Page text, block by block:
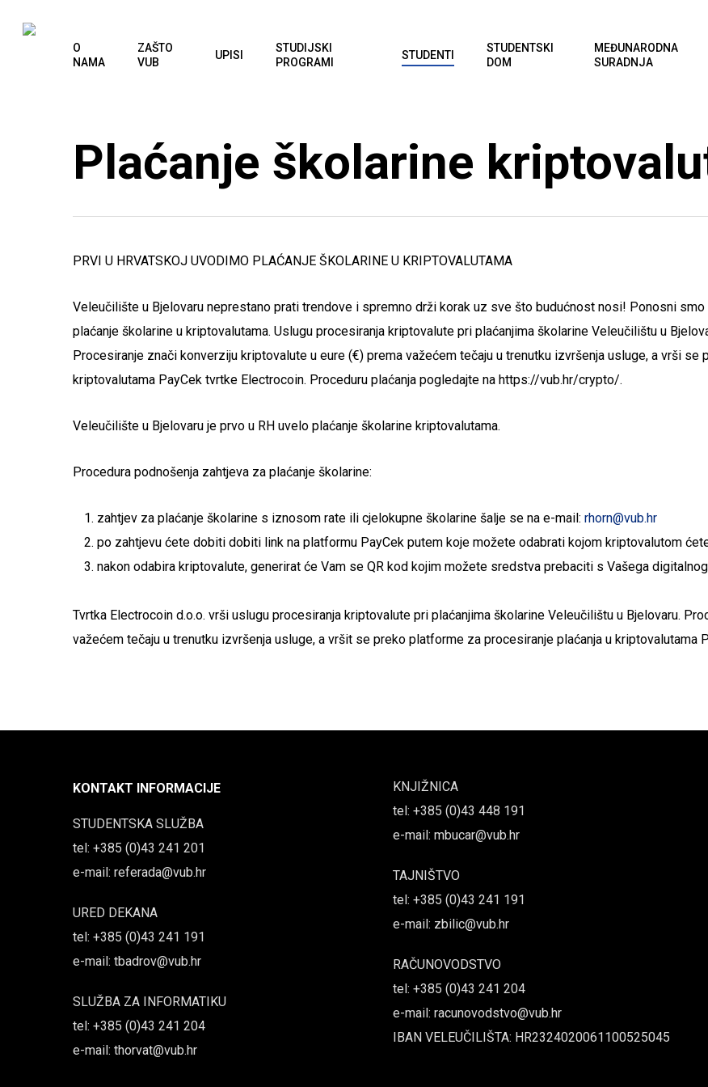
O
NAMA
ZAŠTO
VUB
UPISI
STUDIJSKI
PROGRAMI
STUDENTI
STUDENTSKI
DOM
MEĐUNARODNA
SURADNJA
Plaćanje školarine
PRVI U HRVATSKOJ UVODIMO PLAĆANJE ŠKOLARINE U KRIPTOVALUTAMA
Veleučilište u Bjelovaru neprestano prati trendove i spremno drži korak uz sve što budućnost nosi! Ponosni
plaćanje školarine u kriptovalutama. Uslugu procesiranja kriptovalute pri plaćanjima školarine Veleučilištu u
Procesiranje znači konverziju kriptovalute u eure (€) prema važećem tečaju u trenutku izvršenja usluge, a vrši
kriptovalutama PayCek tvrtke Electrocoin. Proceduru plaćanja pogledajte na https://vub.hr/crypto/.
Veleučilište u Bjelovaru je prvo u RH uvelo plaćanje školarine kriptovalutama.
Procedura podnošenja zahtjeva za plaćanje školarine:
zahtjev za plaćanje školarine s iznosom rate ili cjelokupne školarine šalje se na e-mail: rhorn@vub.hr
po zahtjevu ćete dobiti dobiti link na platformu PayCek putem koje možete odabrati kojom kriptovalutom
nakon odabira kriptovalute, generirat će Vam se QR kod kojim možete sredstva prebaciti s Vašega
Tvrtka Electrocoin d.o.o. vrši uslugu procesiranja kriptovalute pri plaćanjima školarine Veleučilištu u Bjelovaru.
važećem tečaju u trenutku izvršenja usluge, a vršit se preko platforme za procesiranje plaćanja u kriptovalutama
KONTAKT INFORMACIJE
STUDENTSKA SLUŽBA
tel: +385 (0)43 241 201
e-mail: referada@vub.hr
URED DEKANA
tel: +385 (0)43 241 191
e-mail: tbadrov@vub.hr
SLUŽBA ZA INFORMATIKU
tel: +385 (0)43 241 204
e-mail: thorvat@vub.hr
KNJIŽNICA
tel: +385 (0)43 448 191
e-mail: mbucar@vub.hr
TAJNIŠTVO
tel: +385 (0)43 241 191
e-mail: zbilic@vub.hr
RAČUNOVODSTVO
tel: +385 (0)43 241 204
e-mail: racunovodstvo@vub.hr
IBAN VELEUČILIŠTA: HR2324020061100525045